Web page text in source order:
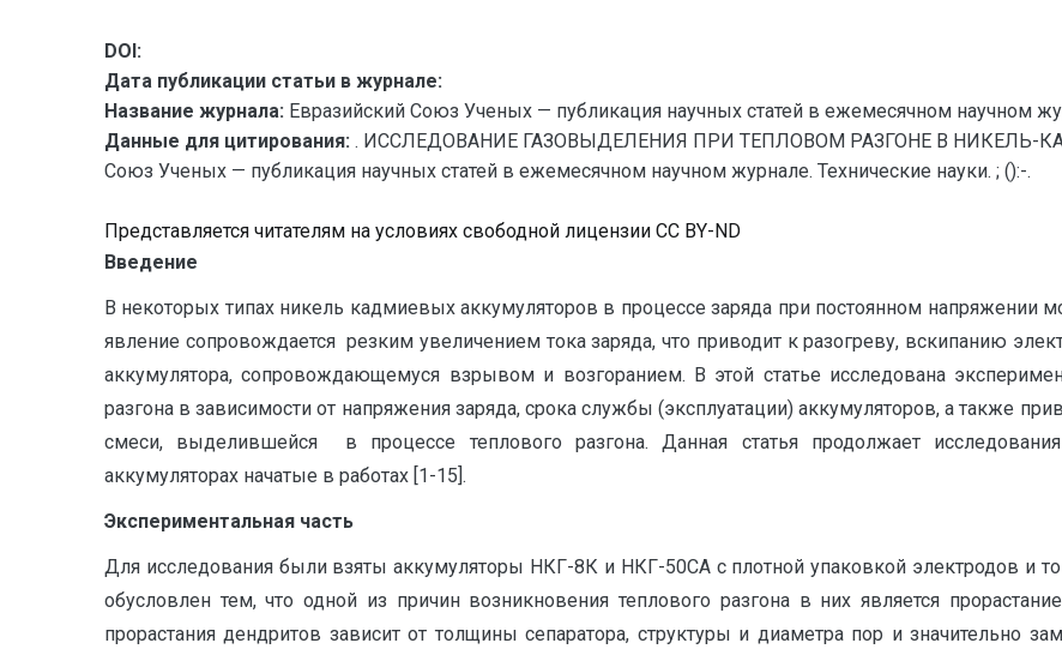
DOI:
Дата публикации статьи в журнале:
Название журнала: Евразийский Союз Ученых — публикация научных статей в ежемесячном научном
Данные для цитирования: . ИССЛЕДОВАНИЕ ГАЗОВЫДЕЛЕНИЯ ПРИ ТЕПЛОВОМ РАЗГОНЕ В НИКЕЛЬ-
Союз Ученых — публикация научных статей в ежемесячном научном журнале. Технические науки. ; ():-.
Представляется читателям на условиях свободной лицензии CC BY-ND
Введение
В некоторых типах никель кадмиевых аккумуляторов в процессе заряда при постоянном напряжении
явление сопровождается резким увеличением тока заряда, что приводит к разогреву, вскипанию
аккумулятора, сопровождающемуся взрывом и возгоранием. В этой статье исследована
разгона в зависимости от напряжения заряда, срока службы (эксплуатации) аккумуляторов, а также
смеси, выделившейся в процессе теплового разгона. Данная статья продолжает
аккумуляторах начатые в работах [1-15].
Экспериментальная часть
Для исследования были взяты аккумуляторы НКГ-8К и НКГ-50СА с плотной упаковкой электродов и
обусловлен тем, что одной из причин возникновения теплового разгона в них является
прорастания дендритов зависит от толщины сепаратора, структуры и диаметра пор и значительно